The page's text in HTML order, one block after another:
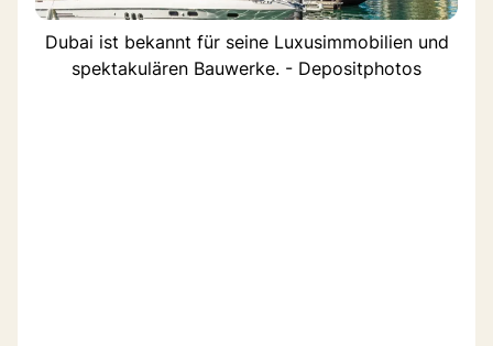
Dubai ist bekannt für seine Luxusimmobilien und
spektakulären Bauwerke. - Depositphotos